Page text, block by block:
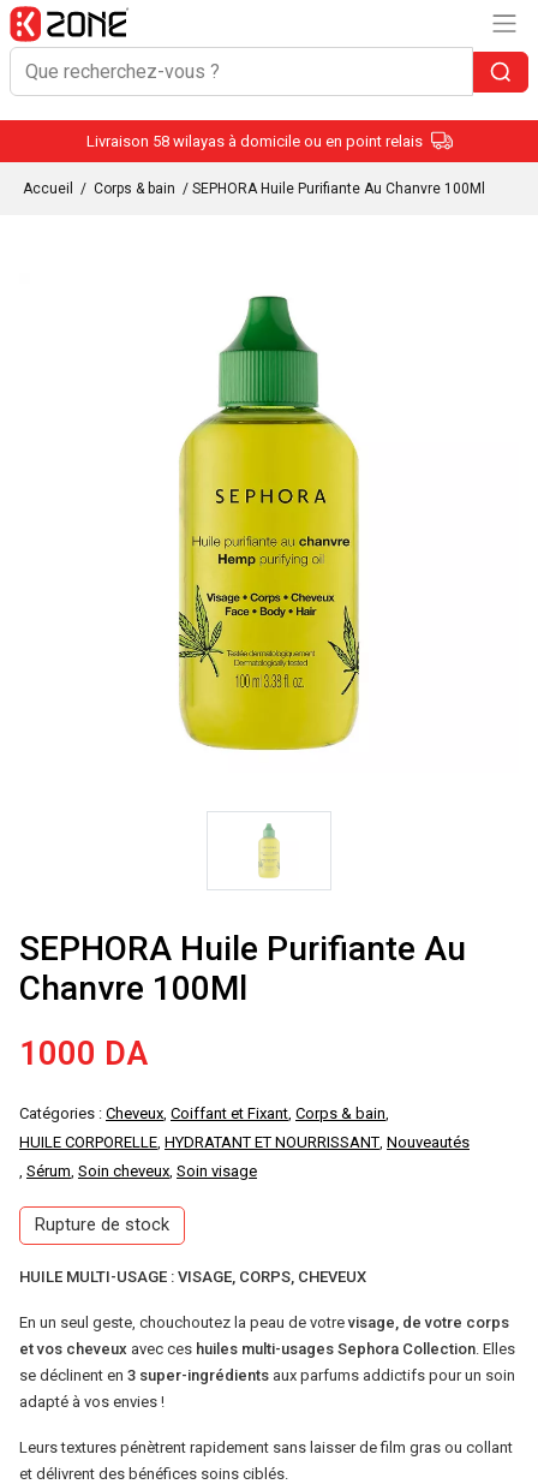
Livraison 58 wilayas à domicile ou en point relais
Accueil / Corps & bain / SEPHORA Huile Purifiante Au Chanvre 100Ml
SEPHORA Huile Purifiante Au
Chanvre 100Ml
1000 DA
Catégories : Cheveux, Coiffant et Fixant, Corps & bain,
HUILE CORPORELLE, HYDRATANT ET NOURRISSANT, Nouveautés
, Sérum, Soin cheveux, Soin visage
Rupture de stock
HUILE MULTI-USAGE : VISAGE, CORPS, CHEVEUX
En un seul geste, chouchoutez la peau de votrevisage, de votre corps
et vos cheveux avec ces huiles multi-usages Sephora Collection . Elles
se déclinent en 3 super-ingrédients aux parfums addictifs pour un soin
adapté à vos envies !
Leurs textures pénètrent rapidement sans laisser de film gras ou collant
et délivrent des bénéfices soins ciblés.